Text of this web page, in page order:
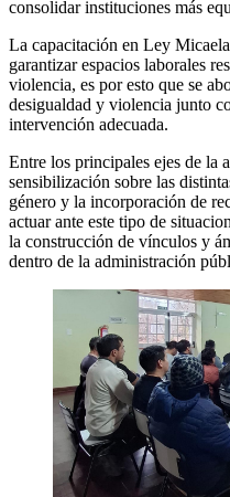
consolidar instituciones más
La capacitación en Ley
garantizar espacios laborales
violencia, es por esto que se
desigualdad y violencia junto
intervención adecuada.
Entre los principales ejes de la
sensibilización sobre las
género y la incorporación de
actuar ante este tipo de
la construcción de vínculos y
dentro de la administración